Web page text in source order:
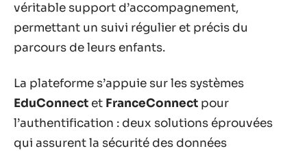
véritable support d’accompagnement,
permettant un suivi régulier et précis du
parcours de leurs enfants.
La plateforme s’appuie sur les systèmes
EduConnect et FranceConnect pour
l’authentification : deux solutions éprouvées
qui assurent la sécurité des données